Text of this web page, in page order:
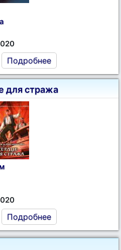
Подробнее
для стража
Подробнее